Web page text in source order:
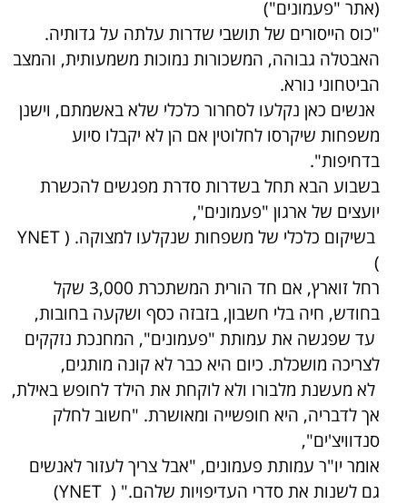
(אתר "פעמונים")
"כוס הייסורים של תושבי שדרות עלתה על גדותיה.
האבטלה גבוהה, המשכורות נמוכות משמעותית, והמצב
הביטחוני נורא.
אנשים כאן נקלעו לסחרור כלכלי שלא באשמתם, וישנן
משפחות שיקרסו לחלוטין אם הן לא יקבלו סיוע
בדחיפות".
בשבוע הבא תחל בשדרות סדרת מפגשים להכשרת
יועצים של ארגון "פעמונים",
בשיקום כלכלי של משפחות שנקלעו למצוקה. (YNET
)
רחל זוארץ, אם חד הורית המשתכרת 3,000 שקל
בחודש, חיה בלי חשבון, בזבזה כסף ושקעה בחובות,
עד שפגשה את עמותת "פעמונים", המחנכת נזקקים
לצריכה מושכלת. כיום היא כבר לא קונה מותגים,
לא מעשנת מלבורו ולא לוקחת את הילד לחופש באילת,
אך לדבריה, היא חופשייה ומאושרת. "חשוב לחלק
סנדוויצ'ים",
אומר יו"ר עמותת פעמונים, "אבל צריך לעזור לאנשים
גם לשנות את סדרי העדיפויות שלהם." ( YNET
)